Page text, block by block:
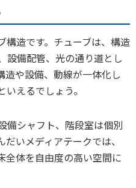
構造です。チューブは、構造
設備配管、光の通り道とし
造や設備、動線が一体化し
えるでしょう。
備シャフト、階段室は個別
いメディアテークでは、
全体を自由度の高い空間に